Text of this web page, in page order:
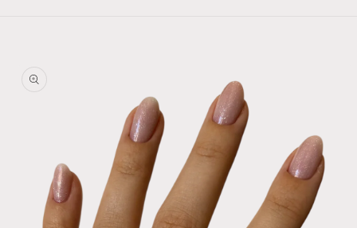
informations